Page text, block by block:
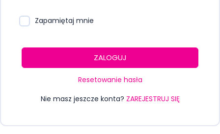
Zapamiętaj mnie
ZALOGUJ
Resetowanie hasła
Nie masz jeszcze konta? ZAREJESTRUJ SIĘ